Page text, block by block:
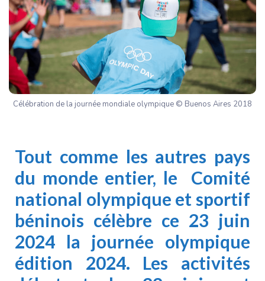
Célébration de la journée mondiale olympique © Buenos Aires 2018
Tout comme les autres pays
du monde entier, le Comité
national olympique et sportif
béninois célèbre ce 23 juin
2024 la journée olympique
édition 2024. Les activités